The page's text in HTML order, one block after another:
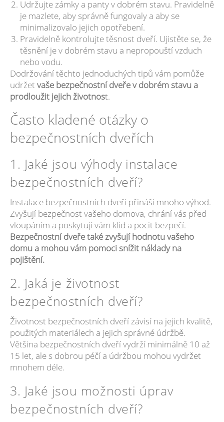
Udržujte zámky a panty v dobrém stavu. Pravidelně
je mazlete, aby správně fungovaly a aby se
minimalizovalo jejich opotřebení.
Pravidelně kontrolujte těsnost dveří. Ujistěte se, že
těsnění je v dobrém stavu a nepropouští vzduch
nebo vodu.
Dodržování těchto jednoduchých tipů vám pomůže
udržet vaše bezpečnostní dveře v dobrém stavu a
prodloužit jejich životnost.
Často kladené otázky o
bezpečnostních dveřích
1. Jaké jsou výhody instalace
bezpečnostních dveří?
Instalace bezpečnostních dveří přináší mnoho výhod.
Zvyšují bezpečnost vašeho domova, chrání vás před
vloupáním a poskytují vám klid a pocit bezpečí.
Bezpečnostní dveře také zvyšují hodnotu vašeho
domu a mohou vám pomoci snížit náklady na
pojištění.
2. Jaká je životnost
bezpečnostních dveří?
Životnost bezpečnostních dveří závisí na jejich kvalitě,
použitých materiálech a jejich správné údržbě.
Většina bezpečnostních dveří vydrží minimálně 10 až
15 let, ale s dobrou péčí a údržbou mohou vydržet
mnohem déle.
3. Jaké jsou možnosti úprav
bezpečnostních dveří?